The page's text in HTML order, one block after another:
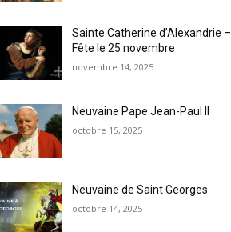
Sainte Catherine d’Alexandrie –
Fête le 25 novembre
novembre 14, 2025
Neuvaine Pape Jean-Paul II
octobre 15, 2025
Neuvaine de Saint Georges
octobre 14, 2025